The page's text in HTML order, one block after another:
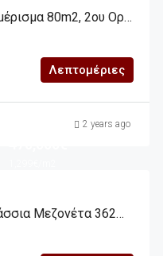
Σαράφη Ενοικιάζεται Διαμέρισμα 80m2, 2ου Ορόφου Διαμπερές
Λεπτομέριες
2 years ago
Νηές Πωλείται Παραθαλάσσια Μεζονέτα 362m2 Σε 7.141m2 Οικόπεδο